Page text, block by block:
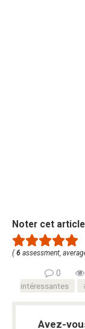
Noter cet article
( 6 assessment,
0
intéressantes
Avez-